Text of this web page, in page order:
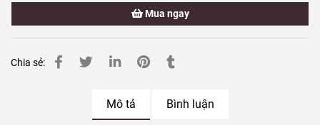
Mua ngay
Chia sẻ:
Mô tả Bình luận